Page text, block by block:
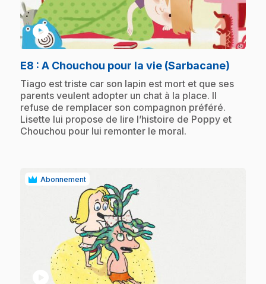
play_circle
E8 : A Chouchou pour la vie (Sarbacane)
.Tiago est triste car son lapin est mort et que ses
parents veulent adopter un chat à la place. Il
refuse de remplacer son compagnon préféré.
Lisette lui propose de lire l’histoire de Poppy et
Chouchou pour lui remonter le moral.
Abonnement